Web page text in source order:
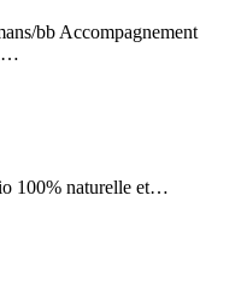
bb Accompagnement
100% naturelle et…